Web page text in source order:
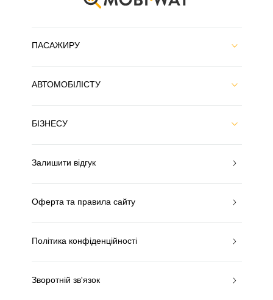
ПАСАЖИРУ
АВТОМОБІЛІСТУ
БІЗНЕСУ
Залишити відгук
Оферта та правила сайту
Політика конфіденційності
Зворотній зв'язок